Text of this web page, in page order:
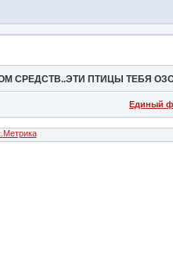
СРЕДСТВ..ЭТИ ПТИЦЫ ТЕБЯ
Единый